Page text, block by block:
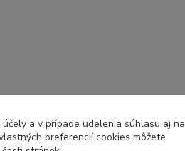
a v prípade udelenia súhlasu aj na
preferencií cookies môžete